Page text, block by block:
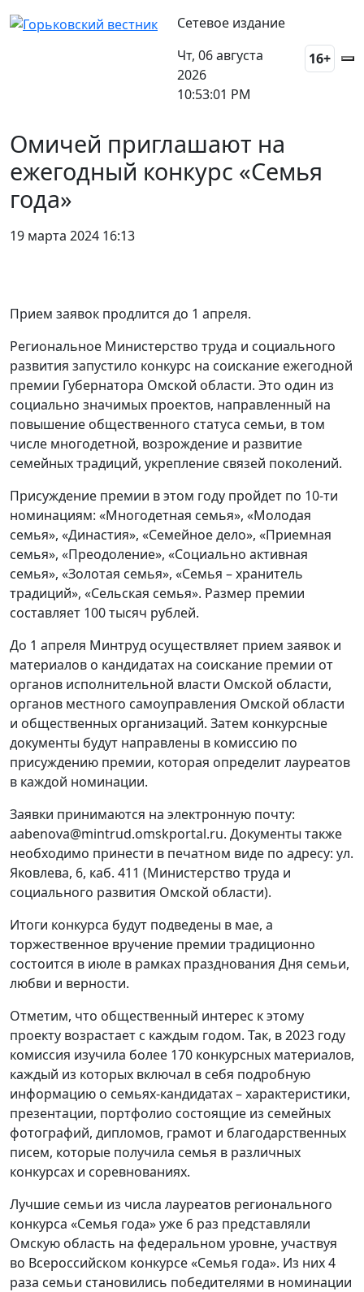
Сетевое издание
Чт, 06 августа
2026
10:53:01 PM
16+
Омичей приглашают на
ежегодный конкурс «Семья
года»
19 марта 2024 16:13
Прием заявок продлится до 1 апреля.
Региональное Министерство труда и социального
развития запустило конкурс на соискание ежегодной
премии Губернатора Омской области. Это один из
социально значимых проектов, направленный на
повышение общественного статуса семьи, в том
числе многодетной, возрождение и развитие
семейных традиций, укрепление связей поколений.
Присуждение премии в этом году пройдет по 10-ти
номинациям: «Многодетная семья», «Молодая
семья», «Династия», «Семейное дело», «Приемная
семья», «Преодоление», «Социально активная
семья», «Золотая семья», «Семья – хранитель
традиций», «Сельская семья». Размер премии
составляет 100 тысяч рублей.
До 1 апреля Минтруд осуществляет прием заявок и
материалов о кандидатах на соискание премии от
органов исполнительной власти Омской области,
органов местного самоуправления Омской области
и общественных организаций. Затем конкурсные
документы будут направлены в комиссию по
присуждению премии, которая определит лауреатов
в каждой номинации.
Заявки принимаются на электронную почту:
aabenova@mintrud.omskportal.ru. Документы также
необходимо принести в печатном виде по адресу: ул.
Яковлева, 6, каб. 411 (Министерство труда и
социального развития Омской области).
Итоги конкурса будут подведены в мае, а
торжественное вручение премии традиционно
состоится в июле в рамках празднования Дня семьи,
любви и верности.
Отметим, что общественный интерес к этому
проекту возрастает с каждым годом. Так, в 2023 году
комиссия изучила более 170 конкурсных материалов,
каждый из которых включал в себя подробную
информацию о семьях-кандидатах – характеристики,
презентации, портфолио состоящие из семейных
фотографий, дипломов, грамот и благодарственных
писем, которые получила семья в различных
конкурсах и соревнованиях.
Лучшие семьи из числа лауреатов регионального
конкурса «Семья года» уже 6 раз представляли
Омскую область на федеральном уровне, участвуя
во Всероссийском конкурсе «Семья года». Из них 4
раза семьи становились победителями в номинации